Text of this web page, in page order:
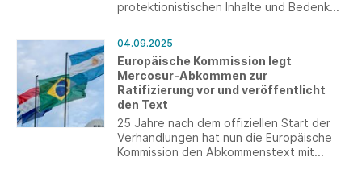
protektionistischen Inhalte und Bedenken
in der Kritik. Die Europäische Kommission
in Brüssel hingegen verteidigt die
getroffenen Abmachungen und stellt nun
erste Vorschläge zu deren Umsetzung in
EU-Recht vor.
04.09.2025
Europäische Kommission legt
Mercosur-Abkommen zur
Ratifizierung vor und veröffentlicht
den Text
25 Jahre nach dem offiziellen Start der
Verhandlungen hat nun die Europäische
Kommission den Abkommenstext mit